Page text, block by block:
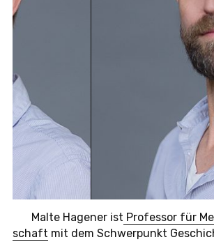
Malte Ha­ge­ner ist Pro­fes­sor für
schaft mit dem Schwer­punkt